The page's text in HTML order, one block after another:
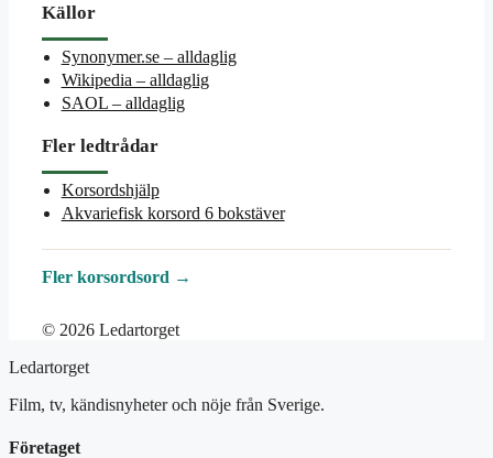
Källor
Synonymer.se – alldaglig
Wikipedia – alldaglig
SAOL – alldaglig
Fler ledtrådar
Korsordshjälp
Akvariefisk korsord 6 bokstäver
Fler korsordsord →
© 2026 Ledartorget
Ledartorget
Film, tv, kändisnyheter och nöje från Sverige.
Företaget